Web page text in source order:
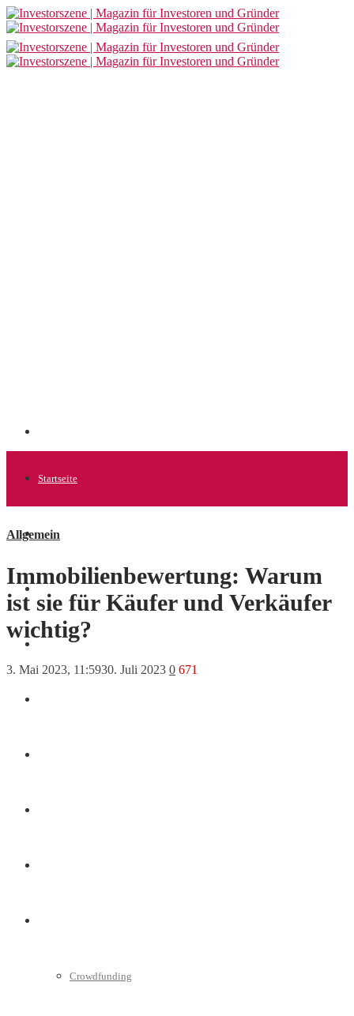
Startseite
Allgemein
Crowdfunding
Allgemein
Immobilienbewertung: Warum
ist sie für Käufer und Verkäufer
wichtig?
3. Mai 2023, 11:5930. Juli 2023 0 671